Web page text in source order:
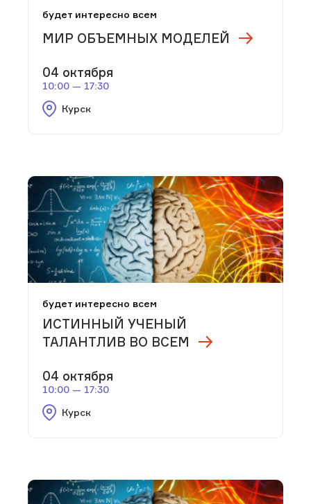
будет интересно всем
МИР ОБЪЕМНЫХ МОДЕЛЕЙ
04 октября
10:00 — 17:30
Курск
будет интересно всем
ИСТИННЫЙ УЧЕНЫЙ
ТАЛАНТЛИВ ВО ВСЕМ
04 октября
10:00 — 17:30
Курск